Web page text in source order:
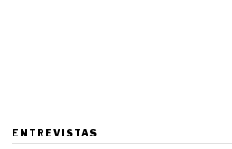
ENTREVISTAS